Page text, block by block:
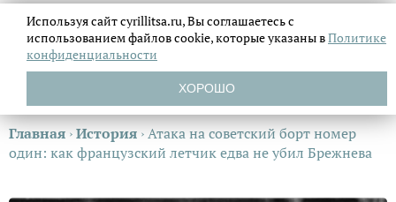
Главная ›История ›Атака на советский борт номер
один: как французский летчик едва не убил Брежнева
Используя сайт cyrillitsa.ru, Вы соглашаетесь с
использованием файловcookie, которые указаны вПолитике
конфиденциальности
ХОРОШО